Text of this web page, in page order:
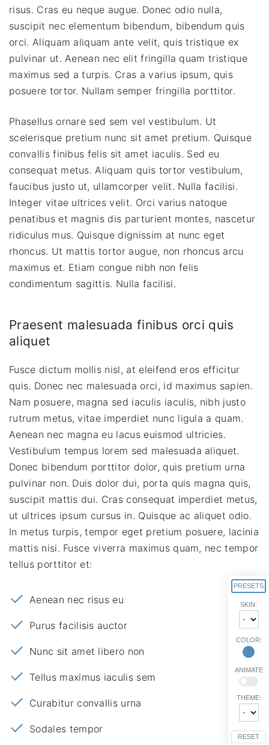
risus. Cras eu neque augue. Donec odio nulla,
suscipit nec elementum bibendum, bibendum quis
orci. Aliquam aliquam ante velit, quis tristique ex
pulvinar ut. Aenean nec elit fringilla quam tristique
maximus sed a turpis. Cras a varius ipsum, quis
posuere tortor. Nullam semper fringilla porttitor.
Phasellus ornare sed sem vel vestibulum. Ut
scelerisque pretium nunc sit amet pretium. Quisque
convallis finibus felis sit amet iaculis. Sed eu
consequat metus. Aliquam quis tortor vestibulum,
faucibus justo ut, ullamcorper velit. Nulla facilisi.
Integer vitae ultrices velit. Orci varius natoque
penatibus et magnis dis parturient montes, nascetur
ridiculus mus. Quisque dignissim at nunc eget
rhoncus. Ut mattis tortor augue, non rhoncus arcu
maximus et. Etiam congue nibh non felis
condimentum sagittis. Nulla facilisi.
Praesent malesuada finibus orci quis
aliquet
Fusce dictum mollis nisl, at eleifend eros efficitur
quis. Donec nec malesuada orci, id maximus sapien.
Nam posuere, magna sed iaculis iaculis, nibh justo
rutrum metus, vitae imperdiet nunc ligula a quam.
Aenean nec magna eu lacus euismod ultricies.
Vestibulum tempus lorem sed malesuada aliquet.
Donec bibendum porttitor dolor, quis pretium urna
pulvinar non. Duis dolor dui, porta quis magna quis,
suscipit mattis dui. Cras consequat imperdiet metus,
ut ultrices ipsum cursus in. Quisque ac aliquet odio.
In metus turpis, tempor eget pretium posuere, lacinia
mattis nisi. Fusce viverra maximus quam, nec tempor
tellus porttitor et:
Aenean nec risus eu
Purus facilisis auctor
Nunc sit amet libero non
Tellus maximus iaculis sem
Curabitur convallis urna
Sodales tempor
PRESETS
SKIN:
COLOR:
ANIMATE
THEME:
RESET